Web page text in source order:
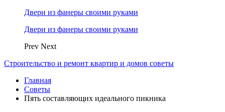
Двери из фанеры своими руками
Двери из фанеры своими руками
Prev Next
Строительство и ремонт квартир и домов советы
Главная
Советы
Пять составляющих идеального пикника